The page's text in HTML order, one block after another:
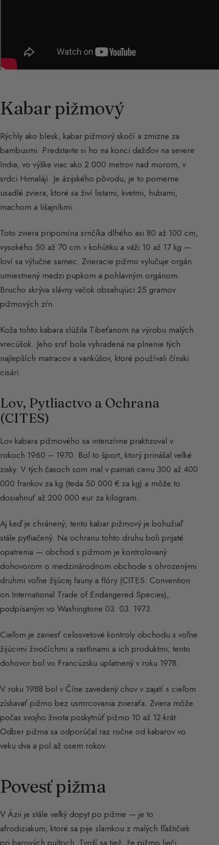
Kabar pižmový
Rýchly ako blesk, kabar pižmový skočí a zmizne za
bambusmi. Predstavte si ho na konci dažďov na severe
Indie, vo výške viac ako 2 000 metrov nad morom, v
srdci Himalájí. Je ázijského pôvodu, je to pomerne
usadlé zviera, ktoré sa živí listami, kvetmi, hubami,
machom a lišajníkmi.
Toto zviera pripomína srnčíka dlhého asi 80 až 100 cm,
vysokého 50 až 70 cm v kohútiku a váži 10 až 17 kg —
loví sa výlučne samec. Zvieracie pižmo vylučuje orgán
umiestnený medzi pupkom a pohlavným orgánom.
Brucho skrýva slávny vačok obsahujúci 25 gramov
pižmových zŕn.
Koža tohto kabara slúžila Tibeťanom na výrobu malých
vrecúšok. Jeho srsť bola vyhradená na plnenie tých
najlepších matracov a vankúšov, ktoré používali čínski
cisári.
Lov, Pytliactvo a Ochrana
(CITES)
Lov kabara pižmového sa intenzívne praktizoval v
rokoch 1960 – 1970. Bol to šport, ktorý prinášal veľké
zisky. V tých časoch som mal v pamäti cenu 300 až 400
000 frankov za kg (teda 50 000 € za kg) a môže to
dosiahnuť až 200 000 eur za kilogram.
Aj keď je chránený, tento kabar pižmový je bohužiaľ
stále pytliačený. Na ochranu tohto druhu boli prijaté
opatrenia — obchod s pižmom je kontrolovaný
dohovorom o medzinárodnom obchode s ohrozenými
druhmi voľne žijúcej fauny a flóry (CITES: Convention
on International Trade of Endangered Species),
podpísaným vo Washingtone 03. 03. 1973.
Cieľom je zaviesť celosvetové kontroly obchodu s voľne
žijúcimi živočíchmi a rastlinami a ich produktmi; tento
dohovor bol vo Francúzsku uplatnený v roku 1978.
V roku 1988 bol v Číne zavedený chov v zajatí s cieľom
získavať pižmo bez usmrcovania zvieraťa. Zviera môže
počas svojho života poskytnúť pižmo 10 až 12-krát.
Odber pižma sa odporúčal raz ročne od kabarov vo
veku dva a pol až osem rokov.
Povesť pižma
V Ázii je stále veľký dopyt po pižme — je to
afrodiziakum, ktoré sa pije slamkou z malých fľaštičiek
pri barových pultoch. Tvrdí sa tiež, že pižmo lieči